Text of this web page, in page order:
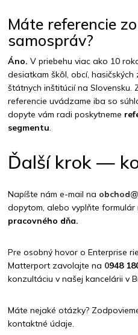
Máte referencie
samospráv?
Áno. V priebehu viac ako 10
desiatkam škôl, obcí,
štátnych inštitúcií na Slovensku.
referencie uvádzame iba so
dopyte vám radi poskytneme
segmentu.
Ďalší krok —
Napíšte nám e-mail na
dopytom, alebo vyplňte formulár
pracovného dňa.
Pre osobný hovor o Enterprise
Matterport zavolajte na 0948
konzultáciu v našej kancelárii v
Máte nejaké otázky?
kontaktné údaje.